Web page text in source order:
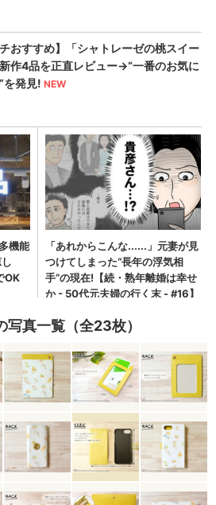
写真一覧（全23枚）